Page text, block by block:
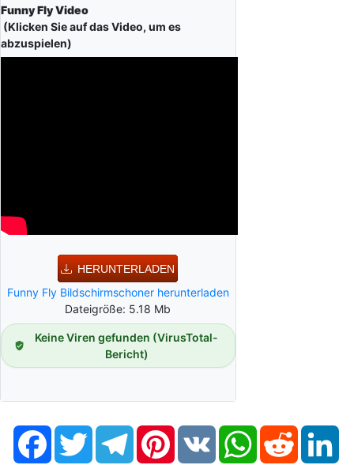
Funny Fly Video
(Klicken Sie auf das Video, um es
abzuspielen)
HERUNTERLADEN
Funny Fly Bildschirmschoner herunterladen
Dateigröße: 5.18 Mb
Keine Viren gefunden (VirusTotal-
Bericht)
FacebookTwitter TelegramPinterestVK WhatsAppReddit